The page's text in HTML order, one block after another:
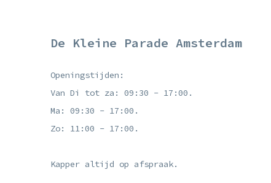
De Kleine Parade Amsterdam
Openingstijden:
Van Di tot za: 09:30 - 17:00.
Ma: 09:30 - 17:00.
Zo: 11:00 - 17:00.
Kapper altijd op afspraak.